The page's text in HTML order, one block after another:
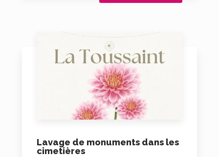
Lavage de monuments dans les
cimetières